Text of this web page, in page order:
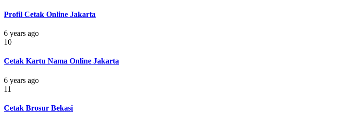
Profil Cetak Online Jakarta
6 years ago
10
Cetak Kartu Nama Online Jakarta
6 years ago
11
Cetak Brosur Bekasi